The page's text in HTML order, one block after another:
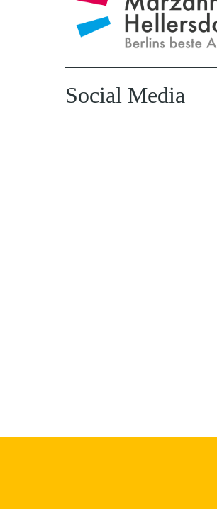
Social Media